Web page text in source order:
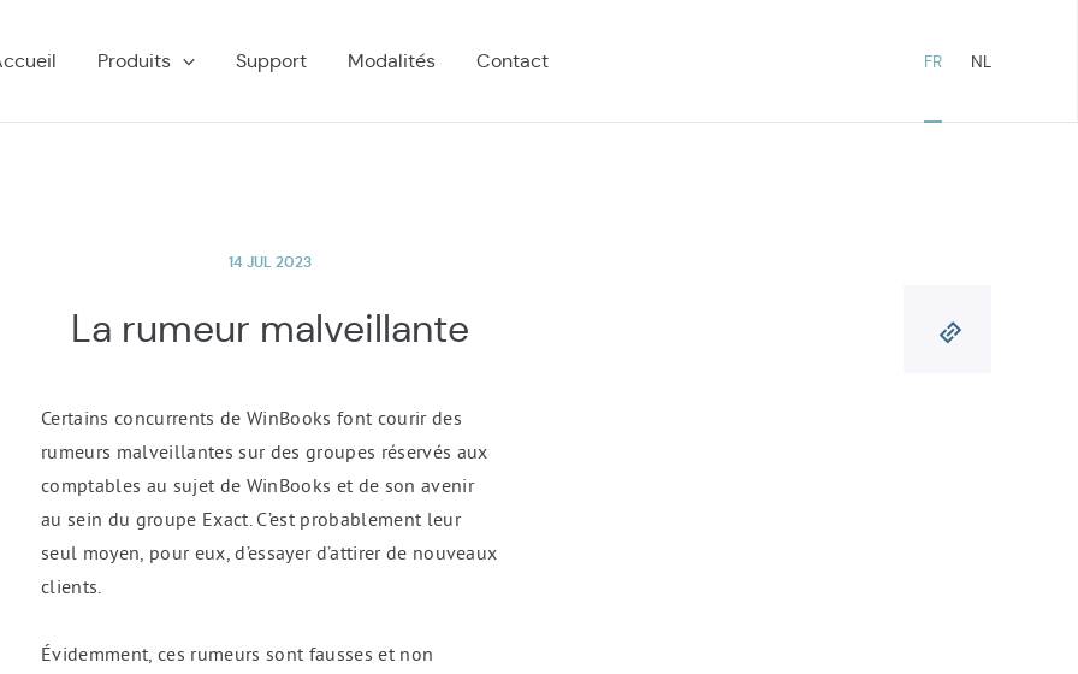
La rumeur malveillante
14 JUL 2023
Certains concurrents de WinBooks font courir des
rumeurs malveillantes sur des groupes réservés aux
comptables au sujet de WinBooks et de son avenir
au sein du groupe Exact. C’est probablement leur
seul moyen, pour eux, d’essayer d’attirer de nouveaux
clients.
Évidemment, ces rumeurs sont fausses et non
Produits Support Modalités Contact FR NL